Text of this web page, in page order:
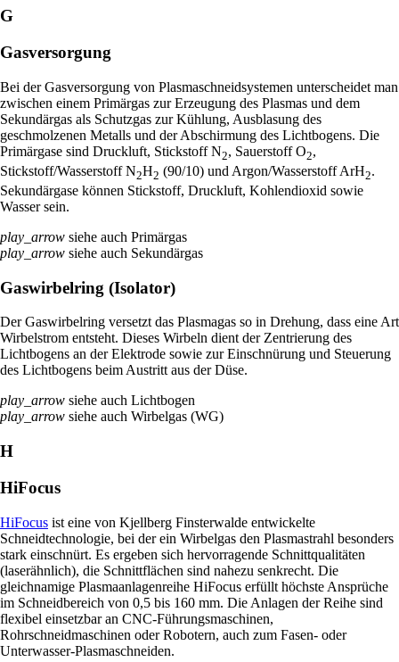
G
Gasversorgung
Bei der Gasversorgung von Plasmaschneidsystemen unterscheidet man
zwischen einem Primärgas zur Erzeugung des Plasmas und dem
Sekundärgas als Schutzgas zur Kühlung, Ausblasung des
geschmolzenen Metalls und der Abschirmung des Lichtbogens. Die
Primärgase sind Druckluft, Stickstoff N2, Sauerstoff O2,
Stickstoff/Wasserstoff N2H2 (90/10) und Argon/Wasserstoff ArH2.
Sekundärgase können Stickstoff, Druckluft, Kohlendioxid sowie
Wasser sein.
play_arrow siehe auch Primärgas
play_arrow siehe auch Sekundärgas
Gaswirbelring (Isolator)
Der Gaswirbelring versetzt das Plasmagas so in Drehung, dass eine Art
Wirbelstrom entsteht. Dieses Wirbeln dient der Zentrierung des
Lichtbogens an der Elektrode sowie zur Einschnürung und Steuerung
des Lichtbogens beim Austritt aus der Düse.
play_arrow siehe auch Lichtbogen
play_arrow siehe auch Wirbelgas (WG)
H
HiFocus
HiFocus ist eine von Kjellberg Finsterwalde entwickelte
Schneidtechnologie, bei der ein Wirbelgas den Plasmastrahl besonders
stark einschnürt. Es ergeben sich hervorragende Schnittqualitäten
(laserähnlich), die Schnittflächen sind nahezu senkrecht. Die
gleichnamige Plasmaanlagenreihe HiFocus erfüllt höchste Ansprüche
im Schneidbereich von 0,5 bis 160 mm. Die Anlagen der Reihe sind
flexibel einsetzbar an CNC-Führungsmaschinen,
Rohrschneidmaschinen oder Robotern, auch zum Fasen- oder
Unterwasser-Plasmaschneiden.